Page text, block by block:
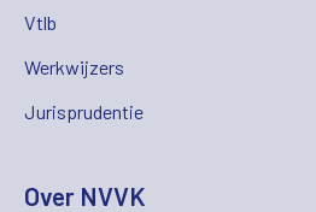
Vtlb
Werkwijzers
Jurisprudentie
Over NVVK